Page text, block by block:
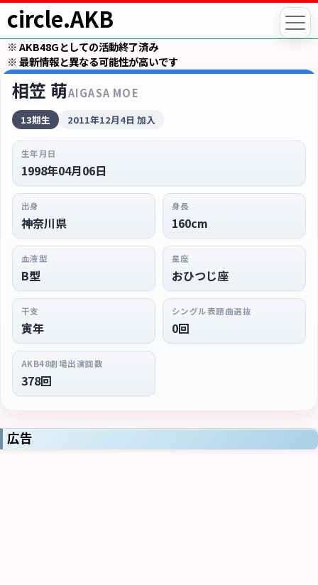
circle.AKB
※ AKB48Gとしての活動終了済み
※ 最新情報と異なる可能性が高いです
相笠 萌AIGASA MOE
13期生 2011年12月4日 加入
生年月日
1998年04月06日
出身
神奈川県
身長
160cm
血液型
B型
星座
おひつじ座
干支
寅年
シングル表題曲選抜
0回
AKB48劇場出演回数
378回
広告